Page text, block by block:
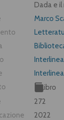
Dada e
Marco
Interlinea
Interlinea
Libro
272
2022